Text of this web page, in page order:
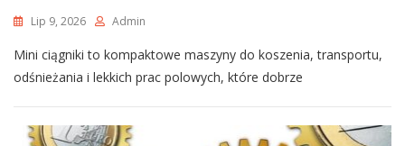
Lip 9, 2026 Admin
Mini ciągniki to kompaktowe maszyny do koszenia, transportu,
odśnieżania i lekkich prac polowych, które dobrze